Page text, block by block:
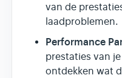
van de
laadproblemen.
Performance
prestaties van
ontdekken wat